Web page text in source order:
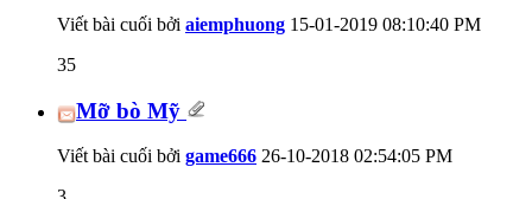
Viết bài cuối bởi aiemphuong 15-01-2019 08:10:40 PM
35
Mỡ bò Mỹ
Viết bài cuối bởi game666 26-10-2018 02:54:05 PM